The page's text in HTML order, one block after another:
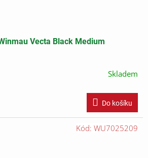
Vecta Black Medium
Skladem
Do košíku
Kód: WU7025209